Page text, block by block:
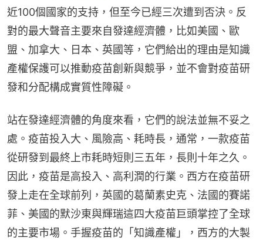
近100個國家的支持，但至今已經三次遭到否決。反
對的最大聲音主要來自發達經濟體，比如美國、歐
盟、加拿大、日本、英國等，它們給出的理由是知識
產權保護可以推動疫苗創新與競爭，並不會對疫苗研
發和分配構成實質性障礙。
站在發達經濟體的角度來看，它們的說法並無不妥之
處。疫苗投入大、風險高、耗時長，通常，一款疫苗
從研發到最終上市耗時短則三五年，長則十年之久。
因此，疫苗是高投入、高利潤的行業。西方在疫苗研
發上走在全球前列，英國的葛蘭素史克、法國的賽諾
菲、美國的默沙東與輝瑞這四大疫苗巨頭掌控了全球
的主要市場。手握疫苗的「知識產權」，西方的大製